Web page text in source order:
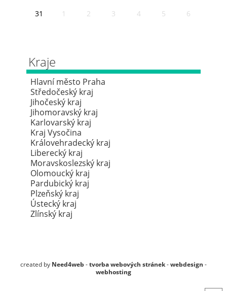
31
1 2 3 4 5 6
Kraje
Hlavní město Praha
Středočeský kraj
Jihočeský kraj
Jihomoravský kraj
Karlovarský kraj
Kraj Vysočina
Královehradecký kraj
Liberecký kraj
Moravskoslezský kraj
Olomoucký kraj
Pardubický kraj
Plzeňský kraj
Ústecký kraj
Zlínský kraj
created by Need4web -tvorba webových stránek-webdesign -
webhosting